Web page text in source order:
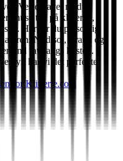
Vesterhavet med
tæt på klitterne, i
Her får du personlig
Nyd sol, strand og
find rav langs kysten.
har vi det perfekte
for Klitferie.com